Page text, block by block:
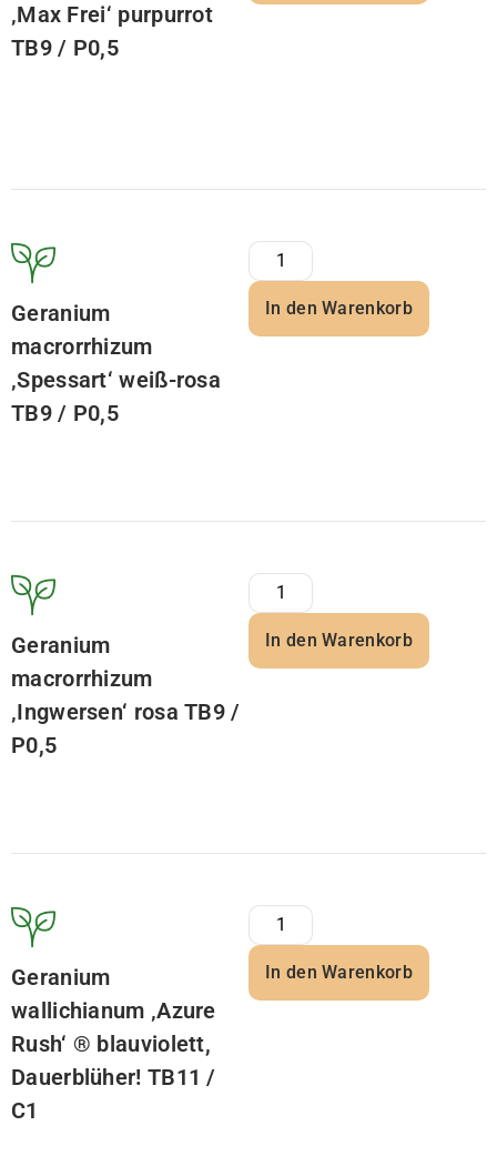
‚Max Frei‘ purpurrot
TB9 / P0,5
Geranium
macrorrhizum
‚Spessart‘ weiß-rosa
TB9 / P0,5
In den Warenkorb
Geranium
macrorrhizum
‚Ingwersen‘ rosa TB9 /
P0,5
In den Warenkorb
Geranium
wallichianum ‚Azure
Rush‘ ® blauviolett,
Dauerblüher! TB11 /
C1
In den Warenkorb